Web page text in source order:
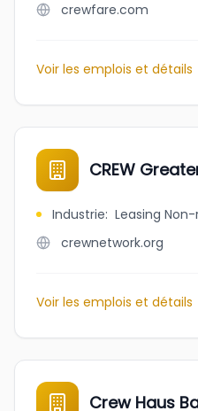
crewfare.com
Voir les emplois et détails
CREW
Industrie: Leasing
crewnetwork.org
Voir les emplois et détails
Crew Haus